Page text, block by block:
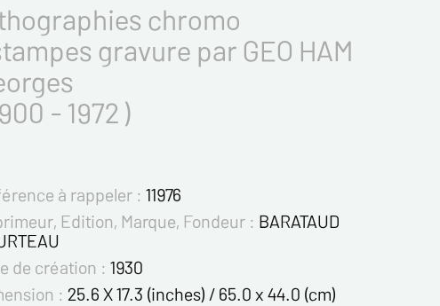
chromo
gravure par GEO HAM
- 1972 )
à rappeler : 11976
Edition, Marque, Fondeur : BARATAUD
de création : 1930
: 25.6 X 17.3 (inches) / 65.0 x 44.0 (cm)